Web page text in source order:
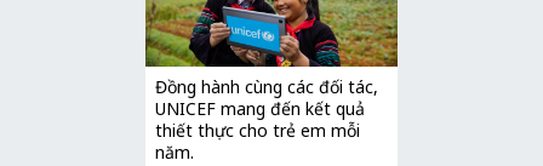
Đồng hành cùng các đối tác,
UNICEF mang đến kết quả
thiết thực cho trẻ em mỗi
năm.​